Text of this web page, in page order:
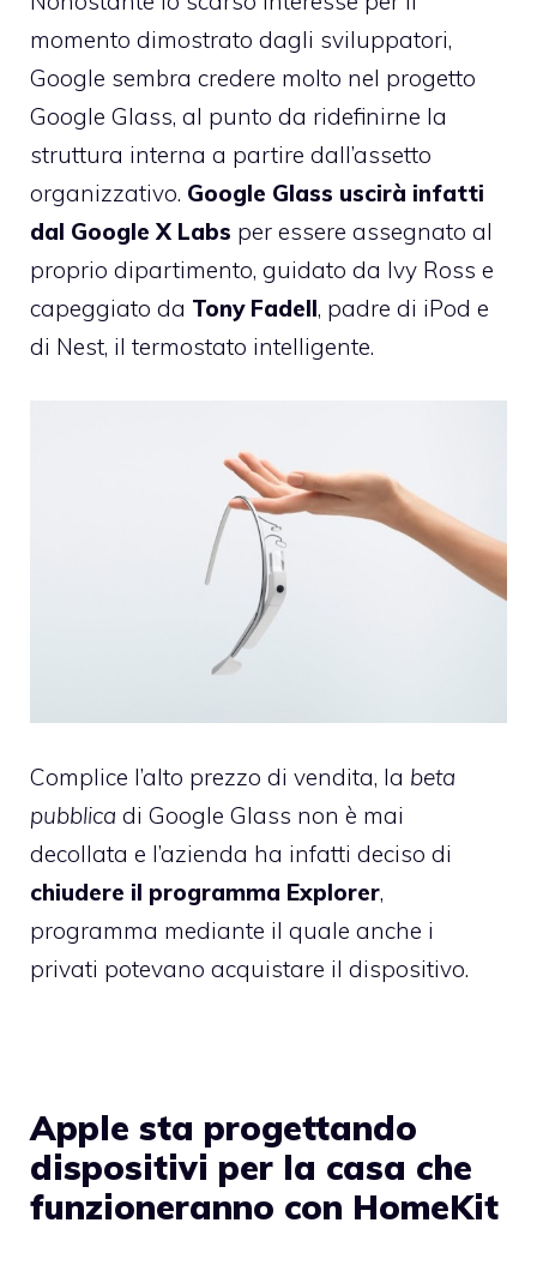
momento dimostrato dagli sviluppatori,
Google sembra credere molto nel progetto
Google Glass, al punto da ridefinirne la
struttura interna a partire dall’assetto
organizzativo. Google Glass uscirà infatti
dal Google X Labs per essere assegnato al
proprio dipartimento, guidato da Ivy Ross e
capeggiato da Tony Fadell, padre di iPod e
di Nest, il termostato intelligente.
Complice l’alto prezzo di vendita, la beta
pubblica di Google Glass non è mai
decollata e l’azienda ha infatti deciso di
chiudere il programma Explorer,
programma mediante il quale anche i
privati potevano acquistare il dispositivo.
Apple sta progettando
dispositivi per la casa che
funzioneranno con HomeKit